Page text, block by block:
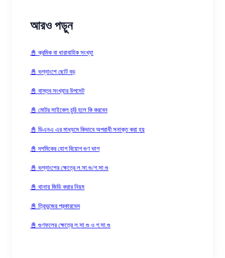
আরও পড়ুন
📓 ক্রমিক বা ধারাবাহিক সংখ্যা
📓 ভগ্নাংশে ছোট বড়
📓 বাস্তব সংখ্যার উপসেট
📓 মোটর সাইকেল চুরি হলে কি করবেন
📓 ডিএনএ এর মাধ্যমে কিভাবে অপরাধী সনাক্ত করা হয়
📓 দশমিকের যোগ বিয়োগ গুণ ভাগ
📓 ভগ্নাংশের ক্ষেত্রে ল.সা.গু/গ.সা.গু
📓 থানায় জিডি করার নিয়ম
📓 ত্রিভুজের প্রকারভেদ
📓 গুণফলের ক্ষেত্রে ল.সা.গু ও গ.সা.গু